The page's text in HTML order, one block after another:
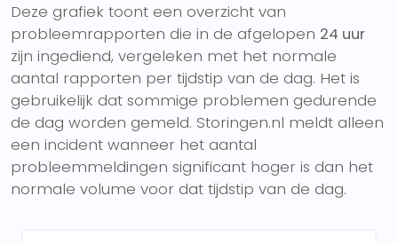
Deze grafiek toont een overzicht van
probleemrapporten die in de afgelopen 24 uur
zijn ingediend, vergeleken met het normale
aantal rapporten per tijdstip van de dag. Het is
gebruikelijk dat sommige problemen gedurende
de dag worden gemeld. Storingen.nl meldt alleen
een incident wanneer het aantal
probleemmeldingen significant hoger is dan het
normale volume voor dat tijdstip van de dag.